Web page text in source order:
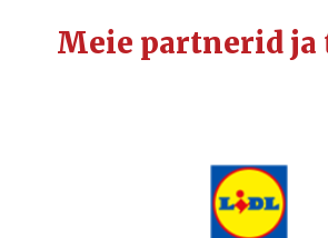
Meie partnerid ja